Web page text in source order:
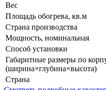
Вес
Площадь обогрева, кв.м
Страна производства
Мощность, номинальная
Способ установки
Габаритные размеры по
(ширина×глубина×высота)
Страна